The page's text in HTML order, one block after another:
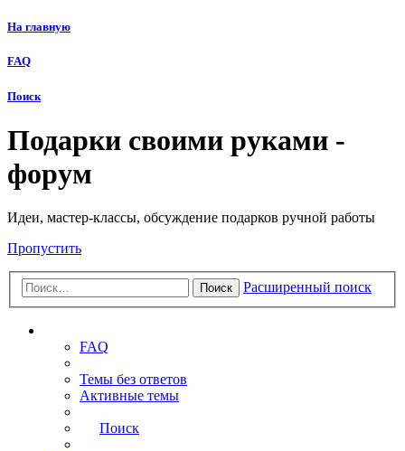
На главную
FAQ
Поиск
Подарки своими руками -
форум
Идеи, мастер-классы, обсуждение подарков ручной работы
Пропустить
Поиск Расширенный поиск
FAQ
Темы без ответов
Активные темы
Поиск